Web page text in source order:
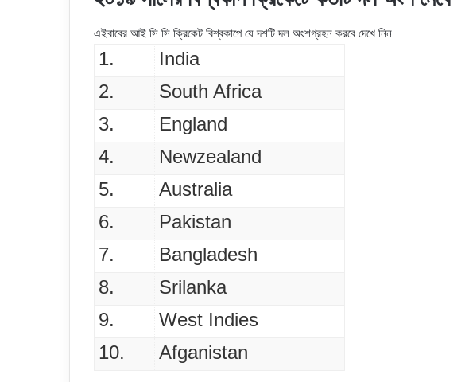
এইবাবের আই সি সি ক্রিকেট বিশ্বকাপে যে দশটি দল অংশগ্রহন করবে দেখে নিন
1.
India
2.
South Africa
3.
England
4.
Newzealand
5.
Australia
6.
Pakistan
7.
Bangladesh
8.
Srilanka
9.
West Indies
10.
Afganistan